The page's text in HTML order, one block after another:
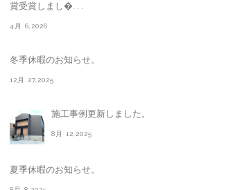
賞受賞しまし�. . .
4月 6,2026
冬季休暇のお知らせ。
12月 27,2025
施工事例更新しました。
8月 12,2025
夏季休暇のお知らせ。